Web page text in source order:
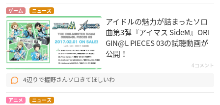
ゲーム ニュース
アイドルの魅力が詰まったソロ
曲第3弾『アイマス SideM』ORI
GIN@L PIECES 03の試聴動画が
公開！
4コメント
4辺りで握野さんソロきてほしいわ
アニメ ニュース